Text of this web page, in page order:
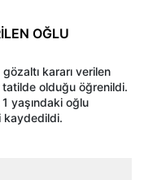
OĞLU
kararı verilen
olduğu öğrenildi.
yaşındaki oğlu
kaydedildi.